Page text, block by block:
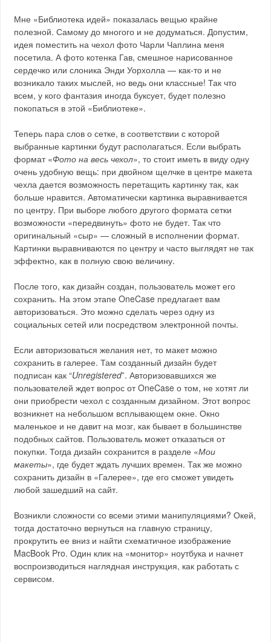
Мне «Библиотека идей» показалась вещью крайне
полезной. Самому до многого и не додуматься. Допустим,
идея поместить на чехол фото Чарли Чаплина меня
посетила. А фото котенка Гав, смешное нарисованное
сердечко или слоника Энди Уорхолла — как-то и не
возникало таких мыслей, но ведь они классные! Так что
всем, у кого фантазия иногда буксует, будет полезно
покопаться в этой «Библиотеке».
Теперь пара слов о сетке, в соответствии с которой
выбранные картинки будут располагаться. Если выбрать
формат «Фото на весь чехол», то стоит иметь в виду одну
очень удобную вещь: при двойном щелчке в центре макета
чехла дается возможность перетащить картинку так, как
больше нравится. Автоматически картинка выравнивается
по центру. При выборе любого другого формата сетки
возможности «передвинуть» фото не будет. Так что
оригинальный «сыр» — сложный в исполнении формат.
Картинки выравниваются по центру и часто выглядят не так
эффектно, как в полную свою величину.
После того, как дизайн создан, пользователь может его
сохранить. На этом этапе OneCase предлагает вам
авторизоваться. Это можно сделать через одну из
социальных сетей или посредством электронной почты.
Если авторизоваться желания нет, то макет можно
сохранить в галерее. Там созданный дизайн будет
подписан как “Unregistered”. Авторизовавшихся же
пользователей ждет вопрос от OneCase о том, не хотят ли
они приобрести чехол с созданным дизайном. Этот вопрос
возникнет на небольшом всплывающем окне. Окно
маленькое и не давит на мозг, как бывает в большинстве
подобных сайтов. Пользователь может отказаться от
покупки. Тогда дизайн сохранится в разделе «Мои
макеты», где будет ждать лучших времен. Так же можно
сохранить дизайн в «Галерее», где его сможет увидеть
любой зашедший на сайт.
Возникли сложности со всеми этими манипуляциями? Окей,
тогда достаточно вернуться на главную страницу,
прокрутить ее вниз и найти схематичное изображение
MacBook Pro. Один клик на «монитор» ноутбука и начнет
воспроизводиться наглядная инструкция, как работать с
сервисом.